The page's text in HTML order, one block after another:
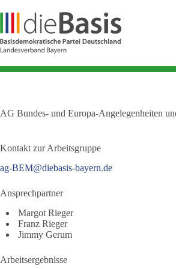
Inhalt
springen
AG Bundes- und Europa-Angelegenheiten
Kontakt zur Arbeitsgruppe
ag-BEM@diebasis-bayern.de
Ansprechpartner
Margot Rieger
Franz Rieger
Jimmy Gerum
Arbeitsergebnisse